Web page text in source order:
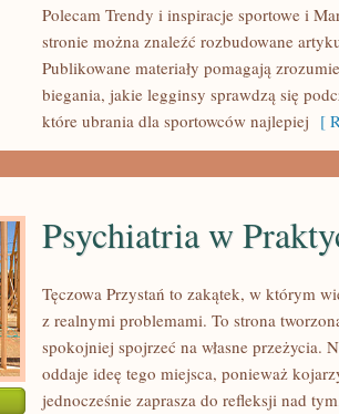
Polecam Trendy i inspiracje sportowe i
stronie można znaleźć rozbudowane
Publikowane materiały pomagają
biegania, jakie legginsy sprawdzą się
które ubrania dla sportowców najlepiej [
Psychiatria w
Tęczowa Przystań to zakątek, w którym
z realnymi problemami. To strona
spokojniej spojrzeć na własne przeżycia.
oddaje ideę tego miejsca, ponieważ
jednocześnie zaprasza do refleksji nad